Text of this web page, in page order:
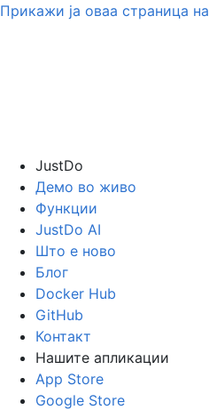
Прикажи ја оваа страница на
JustDo
Демо во живо
Функции
JustDo AI
Што е ново
Блог
Docker Hub
GitHub
Контакт
Нашите апликации
App Store
Google Store